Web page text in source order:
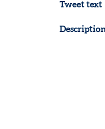
Tweet text